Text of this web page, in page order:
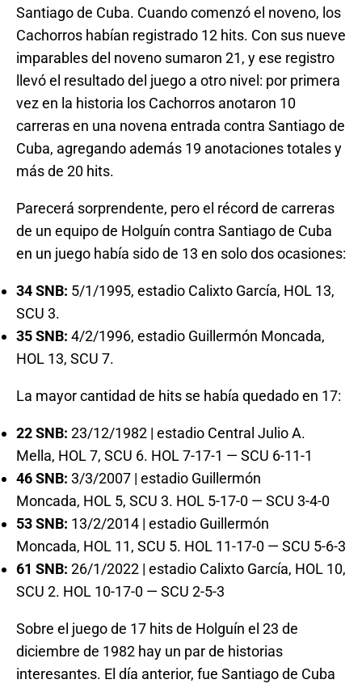
Santiago de Cuba. Cuando comenzó el noveno, los
Cachorros habían registrado 12 hits. Con sus nueve
imparables del noveno sumaron 21, y ese registro
llevó el resultado del juego a otro nivel: por primera
vez en la historia los Cachorros anotaron 10
carreras en una novena entrada contra Santiago de
Cuba, agregando además 19 anotaciones totales y
más de 20 hits.
Parecerá sorprendente, pero el récord de carreras
de un equipo de Holguín contra Santiago de Cuba
en un juego había sido de 13 en solo dos ocasiones:
34 SNB: 5/1/1995, estadio Calixto García, HOL 13,
SCU 3.
35 SNB: 4/2/1996, estadio Guillermón Moncada,
HOL 13, SCU 7.
La mayor cantidad de hits se había quedado en 17:
22 SNB: 23/12/1982 | estadio Central Julio A.
Mella, HOL 7, SCU 6. HOL 7-17-1 — SCU 6-11-1
46 SNB: 3/3/2007 | estadio Guillermón
Moncada, HOL 5, SCU 3. HOL 5-17-0 — SCU 3-4-0
53 SNB: 13/2/2014 | estadio Guillermón
Moncada, HOL 11, SCU 5. HOL 11-17-0 — SCU 5-6-3
61 SNB: 26/1/2022 | estadio Calixto García, HOL 10,
SCU 2. HOL 10-17-0 — SCU 2-5-3
Sobre el juego de 17 hits de Holguín el 23 de
diciembre de 1982 hay un par de historias
interesantes. El día anterior, fue Santiago de Cuba